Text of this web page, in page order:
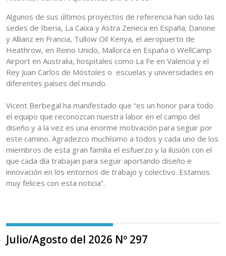
Algunos de sus últimos proyectos de referencia han sido las
sedes de Iberia, La Caixa y Astra Zeneca en España; Danone
y Allianz en Francia, Tullow Oil Kenya, el aeropuerto de
Heathrow, en Reino Unido, Mallorca en España o WellCamp
Airport en Australia, hospitales como La Fe en Valencia y el
Rey Juan Carlos de Móstoles o escuelas y universidades en
diferentes países del mundo.
Vicent Berbegal ha manifestado que “es un honor para todo
el equipo que reconozcan nuestra labor en el campo del
diseño y a la vez es una enorme motivación para seguir por
este camino. Agradezco muchísimo a todos y cada uno de los
miembros de esta gran familia el esfuerzo y la ilusión con el
que cada día trabajan para seguir aportando diseño e
innovación en los entornos de trabajo y colectivo. Estamos
muy felices con esta noticia”.
Julio/Agosto del 2026 Nº 297